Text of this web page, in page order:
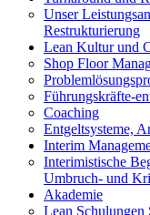
Unser
Restrukturierung
Lean Kultur und
Shop Floor
Führungskräfte-
Coaching
Entgeltsysteme,
Interim
Interimistische
Umbruch- und
Akademie
Lean Schulungen